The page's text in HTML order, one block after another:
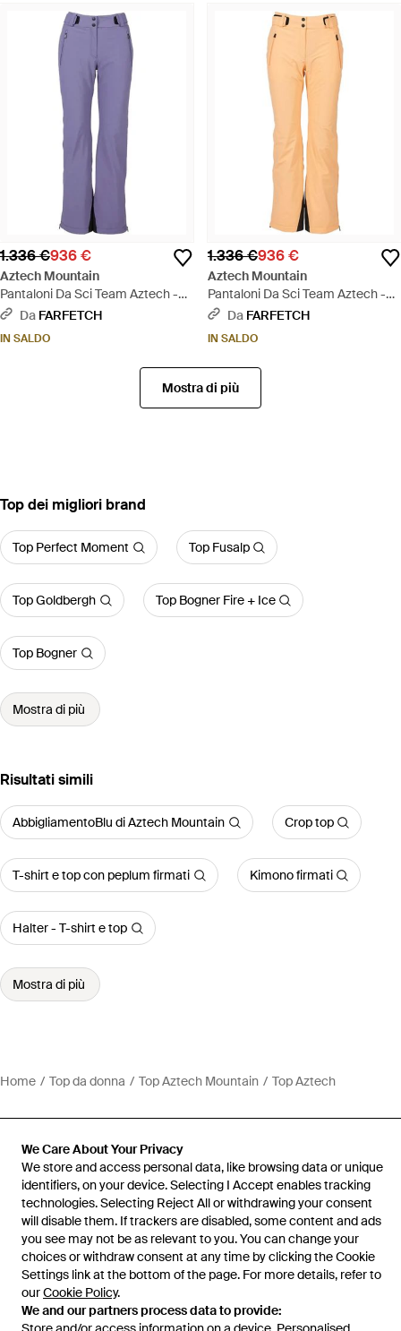
We Care About Your Privacy
We store and access personal data, like browsing data or unique
identifiers, on your device. Selecting I Accept enables tracking
technologies. Selecting Reject All or withdrawing your consent
will disable them. If trackers are disabled, some content and ads
you see may not be as relevant to you. You can change your
choices or withdraw consent at any time by clicking the Cookie
Settings link at the bottom of the page. For more details, refer to
ourCookie Policy.
We and our partners process data to provide:
1.336 €936 €
Aztech Mountain
Pantaloni Da Sci Team Aztech -
ViolaDa FARFETCH
IN SALDO
1.336 €936 €
Aztech Mountain
Pantaloni Da Sci Team Aztech -
Neutro
Da FARFETCH
IN SALDO
Mostra di più
‪Top‬ dei migliori brand
Top Perfect Moment Top Fusalp
Top Goldbergh Top Bogner Fire + Ice
Top Bogner
Mostra di più
Risultati simili
AbbigliamentoBlu di Aztech Mountain Crop top
T-shirt e top con peplum firmati Kimono firmati
Halter - T-shirt e top
Mostra di più
Home Top da donna Top Aztech Mountain Top Aztech
Assistenza e info